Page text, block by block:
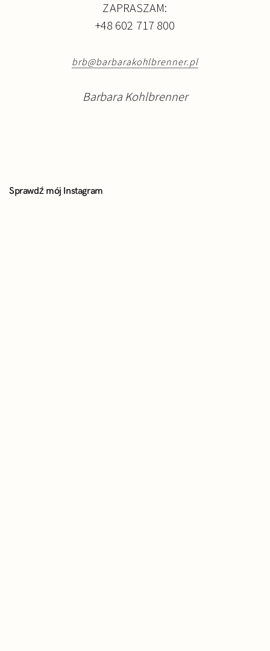
ZAPRASZAM:
+48 602 717 800
brb@barbarakohlbrenner.pl
Barbara Kohlbrenner
Sprawdź mój Instagram